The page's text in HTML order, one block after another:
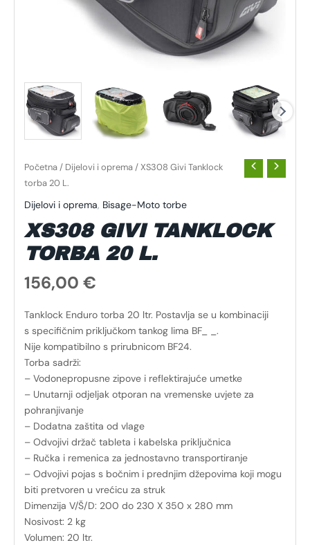
Početna / Dijelovi i oprema / XS308 Givi Tanklock
torba 20 L.
Dijelovi i oprema, Bisage-Moto torbe
XS308 GIVI TANKLOCK
TORBA 20 L.
156,00 €
Tanklock Enduro torba 20 ltr. Postavlja se u kombinaciji
s specifičnim priključkom tankog lima BF_ _.
Nije kompatibilno s prirubnicom BF24.
Torba sadrži:
– Vodonepropusne zipove i reflektirajuće umetke
– Unutarnji odjeljak otporan na vremenske uvjete za
pohranjivanje
– Dodatna zaštita od vlage
– Odvojivi držač tableta i kabelska priključnica
– Ručka i remenica za jednostavno transportiranje
– Odvojivi pojas s bočnim i prednjim džepovima koji mogu
biti pretvoren u vrećicu za struk
Dimenzija V/Š/D: 200 do 230 X 350 x 280 mm
Nosivost: 2 kg
Volumen: 20 ltr.